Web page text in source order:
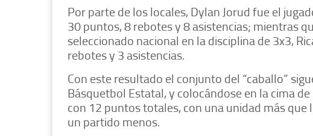
Por parte de los locales, Dylan Jorud fue el
30 puntos, 8 rebotes y 8 asistencias; mientras
seleccionado nacional en la disciplina de 3x3,
rebotes y 3 asistencias.
Con este resultado el conjunto del “caballo”
Básquetbol Estatal, y colocándose en la cima
con 12 puntos totales, con una unidad más que
un partido menos.